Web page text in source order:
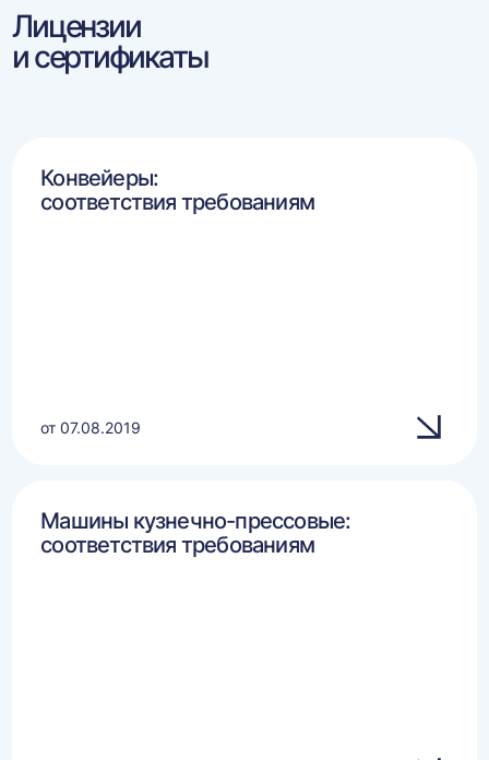
Лицензии
и сертификаты
Конвейеры:
соответствия требованиям
от 07.08.2019
Машины кузнечно-прессовые:
соответствия требованиям